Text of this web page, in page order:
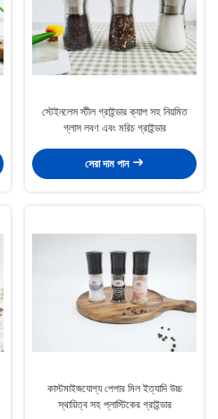
স্টেইনলেস স্টীল গ্রাইন্ডার ক্যাপ সহ নিয়মিত
গ্লাস লবণ এবং মরিচ গ্রাইন্ডার
সেরা দাম পান
কাস্টমাইজযোগ্য পেপার মিল ইত্যাদি উচ্চ
স্থায়িত্ব সহ প্লাস্টিকের গ্রাইন্ডার